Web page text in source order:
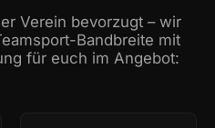
Verein bevorzugt – wir
Bandbreite mit
für euch im Angebot: